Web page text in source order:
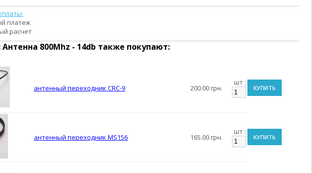
платеж
расчет
Антенна 800Mhz - 14db также покупают:
антенный переходник CRC-9 200.00 грн.
шт :
КУПИТЬ
антенный переходник MS156 165.00 грн.
шт :
КУПИТЬ